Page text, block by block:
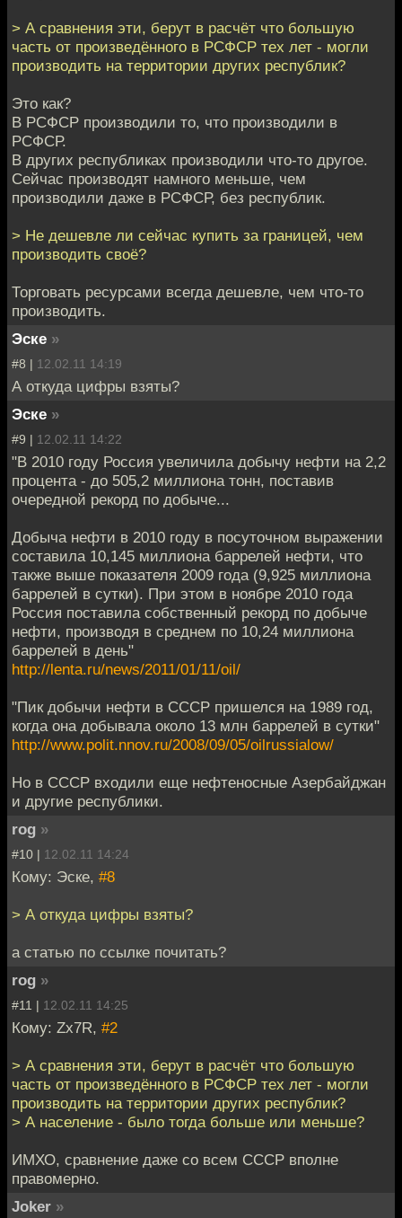
> А сравнения эти, берут в расчёт что большую
часть от произведённого в РСФСР тех лет - могли
производить на территории других республик?
Это как?
В РСФСР производили то, что производили в
РСФСР.
В других республиках производили что-то другое.
Сейчас производят намного меньше, чем
производили даже в РСФСР, без республик.
> Не дешевле ли сейчас купить за границей, чем
производить своё?
Торговать ресурсами всегда дешевле, чем что-то
производить.
Эске »
#8 | 12.02.11 14:19
А откуда цифры взяты?
Эске »
#9 | 12.02.11 14:22
"В 2010 году Россия увеличила добычу нефти на 2,2
процента - до 505,2 миллиона тонн, поставив
очередной рекорд по добыче...
Добыча нефти в 2010 году в посуточном выражении
составила 10,145 миллиона баррелей нефти, что
также выше показателя 2009 года (9,925 миллиона
баррелей в сутки). При этом в ноябре 2010 года
Россия поставила собственный рекорд по добыче
нефти, производя в среднем по 10,24 миллиона
баррелей в день"
http://lenta.ru/news/2011/01/11/oil/
"Пик добычи нефти в СССР пришелся на 1989 год,
когда она добывала около 13 млн баррелей в сутки"
http://www.polit.nnov.ru/2008/09/05/oilrussialow/
Но в СССР входили еще нефтеносные Азербайджан
и другие республики.
rog »
#10 | 12.02.11 14:24
Кому: Эске, #8
> А откуда цифры взяты?
а статью по ссылке почитать?
rog »
#11 | 12.02.11 14:25
Кому: Zx7R, #2
> А сравнения эти, берут в расчёт что большую
часть от произведённого в РСФСР тех лет - могли
производить на территории других республик?
> А население - было тогда больше или меньше?
ИМХО, сравнение даже со всем СССР вполне
правомерно.
Joker »